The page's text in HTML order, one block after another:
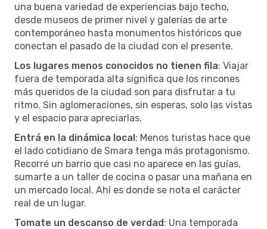
una buena variedad de experiencias bajo techo,
desde museos de primer nivel y galerías de arte
contemporáneo hasta monumentos históricos que
conectan el pasado de la ciudad con el presente.
Los lugares menos conocidos no tienen fila: Viajar
fuera de temporada alta significa que los rincones
más queridos de la ciudad son para disfrutar a tu
ritmo. Sin aglomeraciones, sin esperas, solo las vistas
y el espacio para apreciarlas.
Entrá en la dinámica local: Menos turistas hace que
el lado cotidiano de Smara tenga más protagonismo.
Recorré un barrio que casi no aparece en las guías,
sumarte a un taller de cocina o pasar una mañana en
un mercado local. Ahí es donde se nota el carácter
real de un lugar.
Tomate un descanso de verdad: Una temporada